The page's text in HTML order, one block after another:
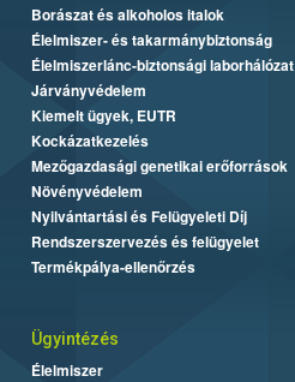
Borászat és alkoholos italok
Élelmiszer- és takarmánybiztonság
Élelmiszerlánc-biztonsági laborhálózat
Járványvédelem
Kiemelt ügyek, EUTR
Kockázatkezelés
Mezőgazdasági genetikai erőforrások
Növényvédelem
Nyilvántartási és Felügyeleti Díj
Rendszerszervezés és felügyelet
Termékpálya-ellenőrzés
Ügyintézés
Élelmiszer